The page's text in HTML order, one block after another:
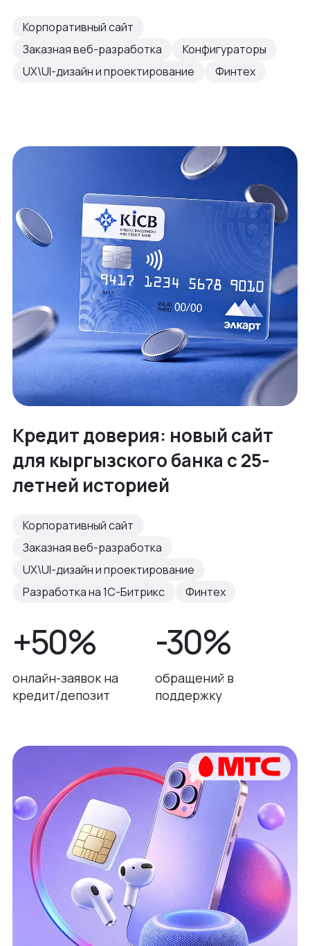
Корпоративный сайт
Заказная веб-разработка
Конфигураторы
UX\UI-дизайн и проектирование
Финтех
Кредит доверия: новый сайт
для кыргызского банка с 25-
летней историей
Корпоративный сайт
Заказная веб-разработка
UX\UI-дизайн и проектирование
Разработка на 1С-Битрикс
Финтех
+50%
онлайн-заявок на
кредит/депозит
-30%
обращений в
поддержку